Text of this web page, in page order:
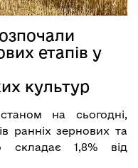
етапів у
культур
на сьогодні,
ранніх зернових та
складає 1,8% від